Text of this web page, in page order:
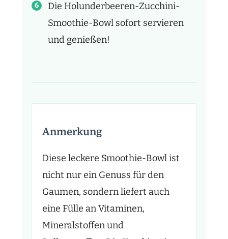
Die Holunderbeeren-Zucchini-
Smoothie-Bowl sofort servieren
und genießen!
Anmerkung
Diese leckere Smoothie-Bowl ist
nicht nur ein Genuss für den
Gaumen, sondern liefert auch
eine Fülle an Vitaminen,
Mineralstoffen und